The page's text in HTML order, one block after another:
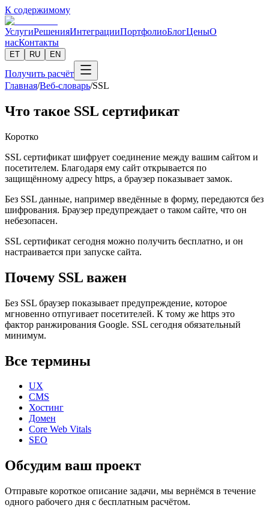
К содержимому
УслугиРешенияИнтеграцииПортфолиоБлогЦеныО
насКонтакты
ET RU EN
Получить расчёт
Главная/Веб-словарь/SSL
Что такое SSL сертификат
Коротко
SSL сертификат шифрует соединение между вашим сайтом и
посетителем. Благодаря ему сайт открывается по
защищённому адресу https, а браузер показывает замок.
Без SSL данные, например введённые в форму, передаются без
шифрования. Браузер предупреждает о таком сайте, что он
небезопасен.
SSL сертификат сегодня можно получить бесплатно, и он
настраивается при запуске сайта.
Почему SSL важен
Без SSL браузер показывает предупреждение, которое
мгновенно отпугивает посетителей. К тому же https это
фактор ранжирования Google. SSL сегодня обязательный
минимум.
Все термины
UX
CMS
Хостинг
Домен
Core Web Vitals
SEO
Обсудим ваш проект
Отправьте короткое описание задачи, мы вернёмся в течение
одного рабочего дня с бесплатным расчётом.